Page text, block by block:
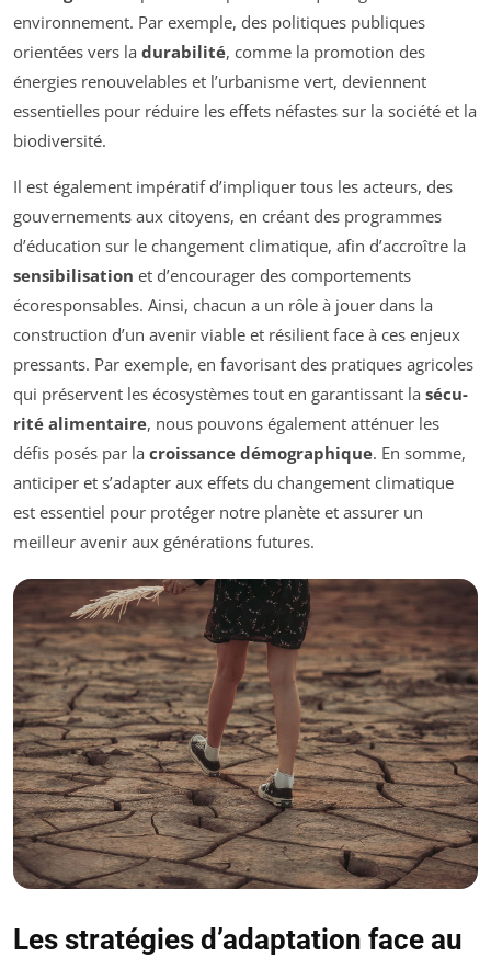
environnement. Par exemple, des politiques publiques
orientées vers la durabilité, comme la promotion des
énergies renouvelables et l’urbanisme vert, deviennent
essentielles pour réduire les effets néfastes sur la société et la
biodiversité.
Il est également impératif d’impliquer tous les acteurs, des
gouvernements aux citoyens, en créant des programmes
d’éducation sur le changement climatique, afin d’accroître la
sensibilisation et d’encourager des comportements
écoresponsables. Ainsi, chacun a un rôle à jouer dans la
construction d’un avenir viable et résilient face à ces enjeux
pressants. Par exemple, en favorisant des pratiques agricoles
qui préservent les écosystèmes tout en garantissant la sécu­
rité alimentaire, nous pouvons également atténuer les
défis posés par la croissance démographique. En somme,
anticiper et s’adapter aux effets du changement climatique
est essentiel pour protéger notre planète et assurer un
meilleur avenir aux générations futures.
Les stratégies d’adaptation face au